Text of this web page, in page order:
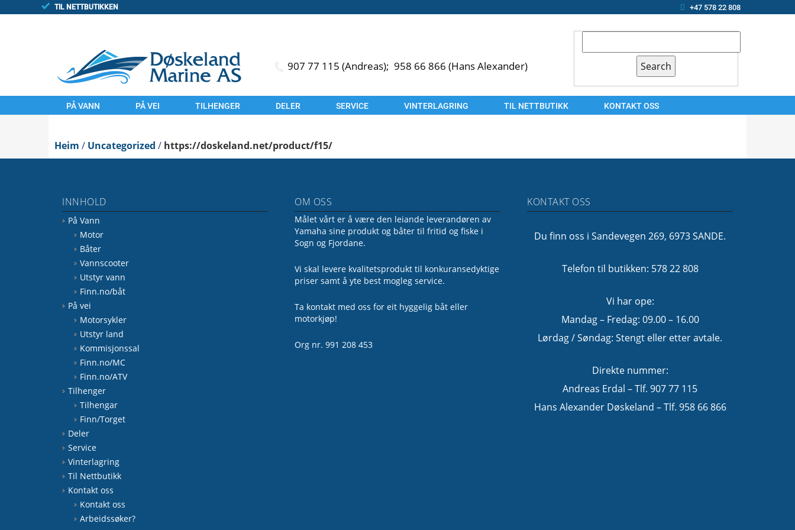
TIL NETTBUTIKKEN +47 578 22 808
907 77 115 (Andreas); 958 66 866 (Hans Alexander)
PÅ VANN
BÅTER
VANN
FINN.NO/BÅT
PÅ VEI
UTSTYR
TILHENGER
FINN/TORGET
DELER SERVICE VINTERLAGRING TIL NETTBUTIKK
KONTAKT OSS
FØLG
Heim / Uncategorized / https://doskeland.net/product/f15/
INNHOLD
På Vann
Motor
Båter
Vannscooter
Utstyr vann
Finn.no/båt
På vei
Motorsykler
Utstyr land
Kommisjonssal
Finn.no/MC
Finn.no/ATV
Tilhenger
Tilhengar
Finn/Torget
Deler
Service
Vinterlagring
Til Nettbutikk
Kontakt oss
Kontakt oss
Arbeidssøker?
OM OSS
Målet vårt er å være den leiande leverandøren av
Yamaha sine produkt og båter til fritid og fiske i
Sogn og Fjordane.
Vi skal levere kvalitetsprodukt til konkuransedyktige
priser samt å yte best mogleg service.
Ta kontakt med oss for eit hyggelig båt eller
motorkjøp!
Org nr. 991 208 453
KONTAKT OSS
Du finn oss i Sandevegen 269, 6973 SANDE.
Telefon til butikken: 578 22 808
Vi har ope:
Mandag – Fredag: 09.00 – 16.00
Lørdag / Søndag: Stengt eller etter avtale.
Direkte nummer:
Andreas Erdal – Tlf. 907 77 115
Hans Alexander Døskeland – Tlf. 958 66 866